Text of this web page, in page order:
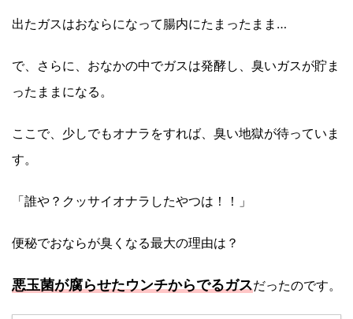
出たガスはおならになって腸内にたまったまま…
で、さらに、おなかの中でガスは発酵し、臭いガスが貯ま
ったままになる。
ここで、少しでもオナラをすれば、臭い地獄が待っていま
す。
「誰や？クッサイオナラしたやつは！！」
便秘でおならが臭くなる最大の理由は？
悪玉菌が腐らせたウンチからでるガスだったのです。